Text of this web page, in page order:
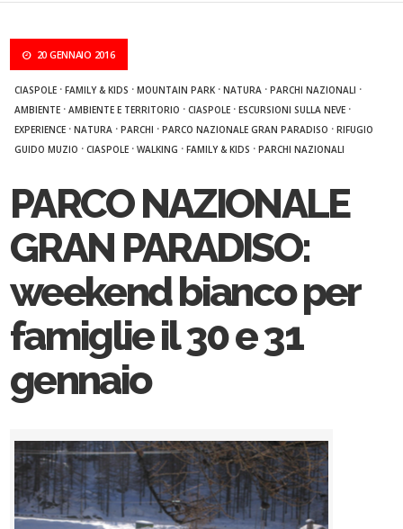
20 GENNAIO 2016
CIASPOLE ·FAMILY & KIDS ·MOUNTAIN PARK ·NATURA ·PARCHI NAZIONALI ·
AMBIENTE ·AMBIENTE E TERRITORIO ·CIASPOLE ·ESCURSIONI SULLA NEVE ·
EXPERIENCE ·NATURA ·PARCHI ·PARCO NAZIONALE GRAN PARADISO ·RIFUGIO
GUIDO MUZIO ·CIASPOLE ·WALKING ·FAMILY & KIDS ·PARCHI NAZIONALI
PARCO NAZIONALE
GRAN PARADISO:
weekend bianco per
famiglie il 30 e 31
gennaio